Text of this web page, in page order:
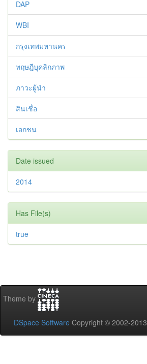
DAP
WBI
กรุงเทพมหานคร
ทฤษฎีบุคลิกภาพ
ภาวะผู้นำ
สินเชื่อ
เอกชน
Date issued
2014
Has File(s)
true
Theme by
DSpace Software Copyright © 2002-2013